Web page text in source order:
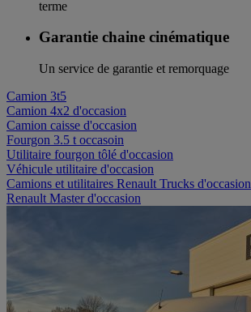
terme
Garantie chaine cinématique
Un service de garantie et remorquage
Camion 3t5
Camion 4x2 d'occasion
Camion caisse d'occasion
Fourgon 3.5 t occasoin
Utilitaire fourgon tôlé d'occasion
Véhicule utilitaire d'occasion
Camions et utilitaires Renault Trucks d'occasion
Renault Master d'occasion